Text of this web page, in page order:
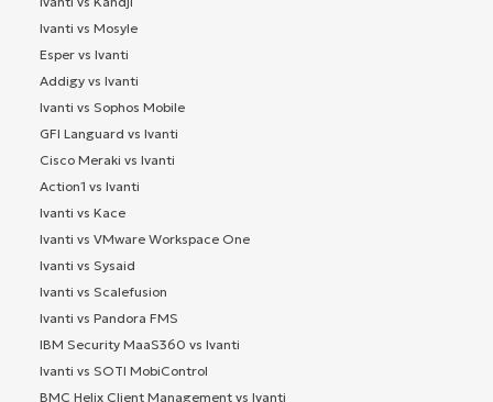
Ivanti vs Mosyle
Esper vs Ivanti
Addigy vs Ivanti
Ivanti vs Sophos Mobile
GFI Languard vs Ivanti
Cisco Meraki vs Ivanti
Action1 vs Ivanti
Ivanti vs Kace
Ivanti vs VMware Workspace One
Ivanti vs Sysaid
Ivanti vs Scalefusion
Ivanti vs Pandora FMS
IBM Security MaaS360 vs Ivanti
Ivanti vs SOTI MobiControl
BMC Helix Client Management vs Ivanti